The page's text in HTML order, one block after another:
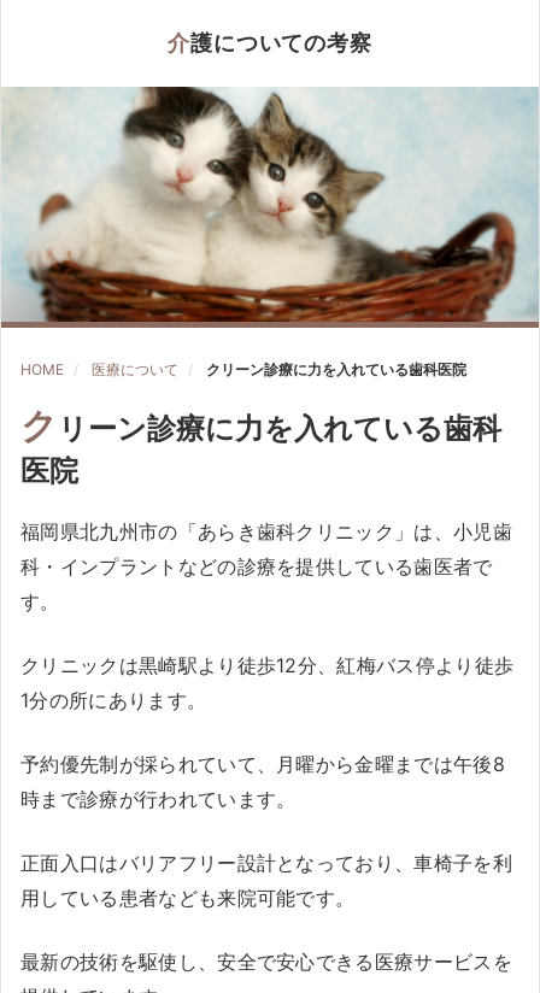
介護についての考察
HOME 医療について クリーン診療に力を入れている歯科医院
ク リーン診療に力を入れている歯科
医院
福岡県北九州市の「あらき歯科クリニック」は、小児歯
科・インプラントなどの診療を提供している歯医者で
す。
クリニックは黒崎駅より徒歩12分、紅梅バス停より徒歩
1分の所にあります。
予約優先制が採られていて、月曜から金曜までは午後8
時まで診療が行われています。
正面入口はバリアフリー設計となっており、車椅子を利
用している患者なども来院可能です。
最新の技術を駆使し、安全で安心できる医療サービスを